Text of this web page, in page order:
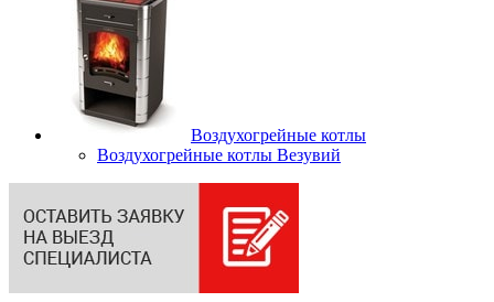
Воздухогрейные котлы
Воздухогрейные котлы Везувий